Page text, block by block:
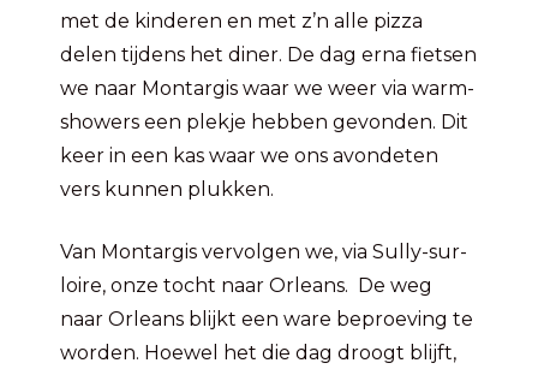
met de kinderen en met z’n alle pizza
delen tijdens het diner. De dag erna fietsen
we naar Montargis waar we weer via warm-
showers een plekje hebben gevonden. Dit
keer in een kas waar we ons avondeten
vers kunnen plukken.
Van Montargis vervolgen we, via Sully-sur-
loire, onze tocht naar Orleans. De weg
naar Orleans blijkt een ware beproeving te
worden. Hoewel het die dag droogt blijft,